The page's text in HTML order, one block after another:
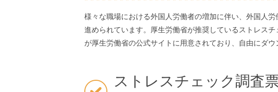
様々な職場における外国人労働者の増加に伴い、外国人
進められています。厚生労働省が推奨しているストレス
が厚生労働省の公式サイトに用意されており、自由にダウ
ストレスチェック調査